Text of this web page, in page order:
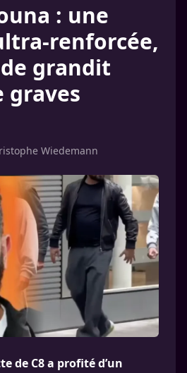
: une
renforcée,
grandit
graves
Wiedemann
de C8 a profité d’un